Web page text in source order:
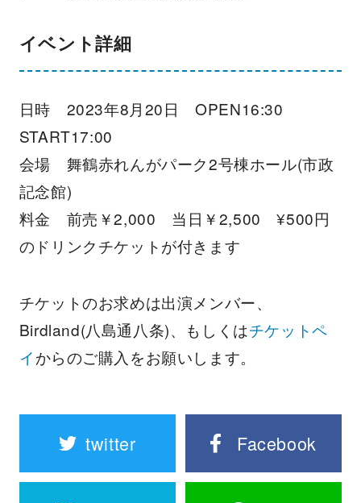
イベント詳細
日時 2023年8月20日 OPEN16:30
START17:00
会場 舞鶴赤れんがパーク2号棟ホール(市政
記念館)
料金 前売￥2,000 当日￥2,500 ¥500円
のドリンクチケットが付きます
チケットのお求めは出演メンバー、
Birdland(八島通八条)、もしくはチケットペ
イからのご購入をお願いします。
twitter Facebook